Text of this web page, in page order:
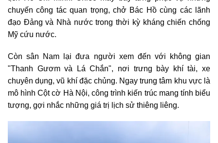
chuyến công tác quan trọng, chở Bác Hồ cùng các lãnh
đạo Đảng và Nhà nước trong thời kỳ kháng chiến chống
Mỹ cứu nước.
Còn sân Nam lại đưa người xem đến với không gian
"Thanh Gươm và Lá Chắn", nơi trưng bày khí tài, xe
chuyên dụng, vũ khí đặc chủng. Ngay trung tâm khu vực là
mô hình Cột cờ Hà Nội, công trình kiến trúc mang tính biểu
tượng, gợi nhắc những giá trị lịch sử thiêng liêng.